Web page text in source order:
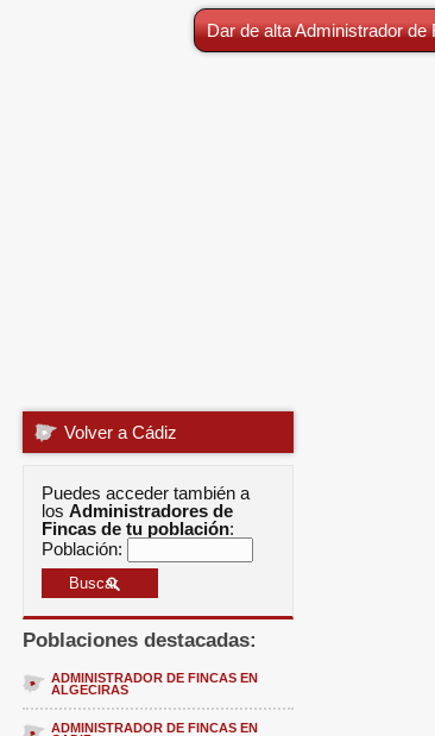
Dar de alta Administrador de
Volver a Cádiz
Puedes acceder también a
los Administradores de
Fincas de tu población:
Población:
Poblaciones destacadas:
ADMINISTRADOR DE FINCAS EN
ALGECIRAS
ADMINISTRADOR DE FINCAS EN